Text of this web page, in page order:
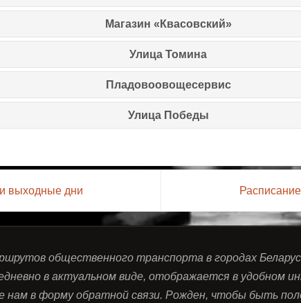
Магазин «Квасовский»
Улица Томина
Пладовоовощесервис
Улица Победы
выходные дни
общественного транспорта в городах
в актуальном виде, отображается в удобном
нам в форму обратной связи. Рожден, чтобы быть